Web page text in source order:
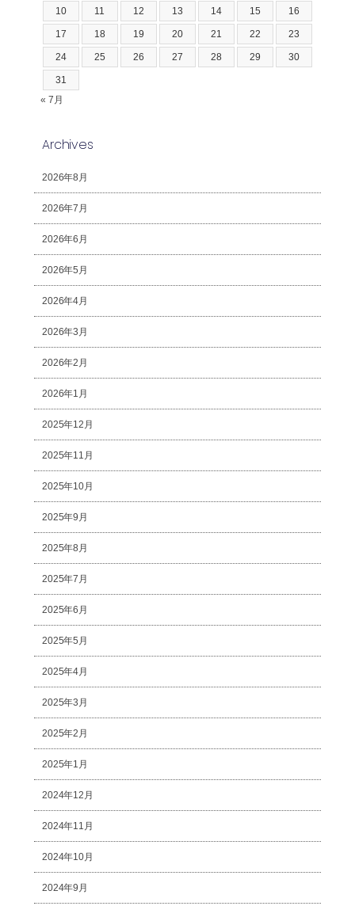
10 11 12 13 14 15 16
17 18 19 20 21 22 23
24 25 26 27 28 29 30
31
« 7月
Archives
2026年8月
2026年7月
2026年6月
2026年5月
2026年4月
2026年3月
2026年2月
2026年1月
2025年12月
2025年11月
2025年10月
2025年9月
2025年8月
2025年7月
2025年6月
2025年5月
2025年4月
2025年3月
2025年2月
2025年1月
2024年12月
2024年11月
2024年10月
2024年9月